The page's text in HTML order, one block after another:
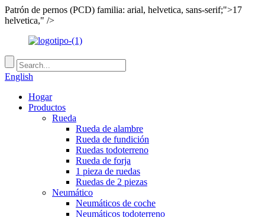
Patrón de pernos (PCD) familia: arial, helvetica, sans-serif;">17
helvetica," />
English
Hogar
Productos
Rueda
Rueda de alambre
Rueda de fundición
Ruedas todoterreno
Rueda de forja
1 pieza de ruedas
Ruedas de 2 piezas
Neumático
Neumáticos de coche
Neumáticos todoterreno